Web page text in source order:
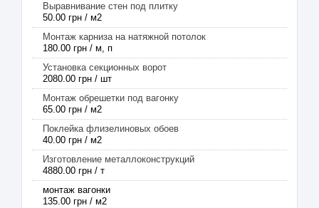
Выравнивание стен под плитку
50.00 грн / м2
Монтаж карниза на натяжной потолок
180.00 грн / м, п
Установка секционных ворот
2080.00 грн / шт
Монтаж обрешетки под вагонку
65.00 грн / м2
Поклейка флизелиновых обоев
40.00 грн / м2
Изготовление металлоконструкций
4880.00 грн / т
монтаж вагонки
135.00 грн / м2